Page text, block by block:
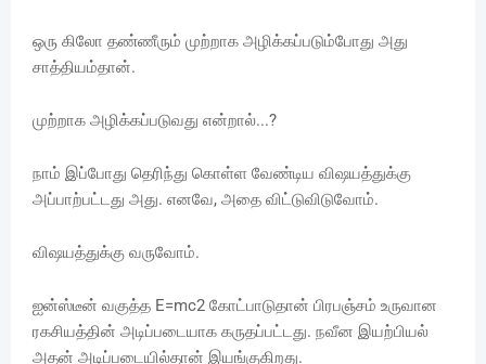
ஒரு கிலோ தண்ணீரும் முற்றாக அழிக்கப்படும்போது அது
சாத்தியம்தான்.
முற்றாக அழிக்கப்படுவது என்றால்...?
நாம் இப்போது தெரிந்து கொள்ள வேண்டிய விஷயத்துக்கு
அப்பாற்பட்டது அது. எனவே, அதை விட்டுவிடுவோம்.
விஷயத்துக்கு வருவோம்.
ஐன்ஸ்டீன் வகுத்த E=mc2 கோட்பாடுதான் பிரபஞ்சம் உருவான
ரகசியத்தின் அடிப்படையாக கருதப்பட்டது. நவீன இயற்பியல்
அதன் அடிப்படையில்தான் இயங்குகிறது.